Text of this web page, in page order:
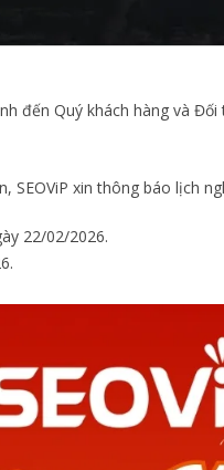
đến Quý khách hàng và
SEOViP xin thông báo lịch
22/02/2026.